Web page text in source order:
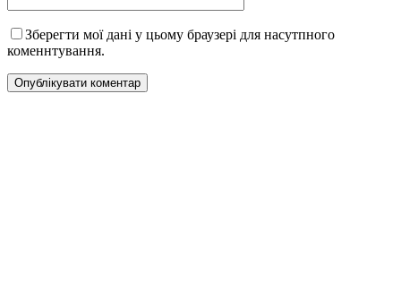
Зберегти мої дані у цьому браузері для насутпного
коменнтування.